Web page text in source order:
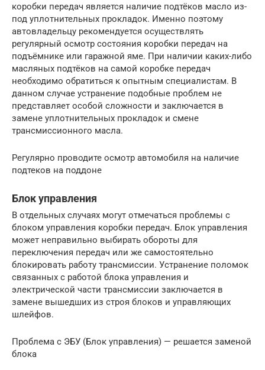
коробки передач является наличие подтёков масло из-
под уплотнительных прокладок. Именно поэтому
автовладельцу рекомендуется осуществлять
регулярный осмотр состояния коробки передач на
подъёмнике или гаражной яме. При наличии каких-либо
масляных подтёков на самой коробке передач
необходимо обратиться к опытным специалистам. В
данном случае устранение подобные проблем не
представляет особой сложности и заключается в
замене уплотнительных прокладок и смене
трансмиссионного масла.
Регулярно проводите осмотр автомобиля на наличие
подтеков на поддоне
Блок управления
В отдельных случаях могут отмечаться проблемы с
блоком управления коробки передач. Блок управления
может неправильно выбирать обороты для
переключения передач или же самостоятельно
блокировать работу трансмиссии. Устранение поломок
связанных с работой блока управления и
электрической части трансмиссии заключается в
замене вышедших из строя блоков и управляющих
шлейфов.
Проблема с ЭБУ (Блок управления) — решается заменой
блока